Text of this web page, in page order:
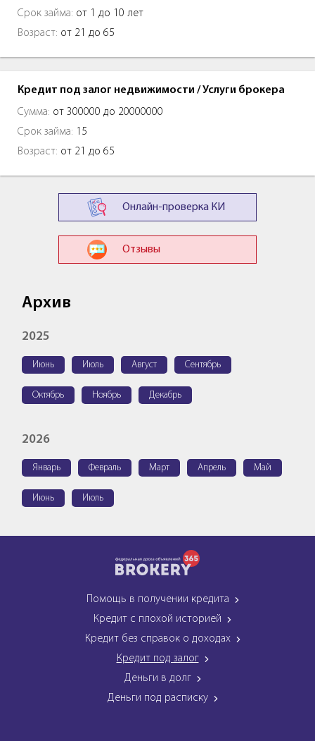
Срок займа: от 1 до 10 лет
Возраст: от 21 до 65
Кредит под залог недвижимости / Услуги брокера
Сумма: от 300000 до 20000000
Срок займа: 15
Возраст: от 21 до 65
Онлайн-проверка КИ
Отзывы
Архив
2025
Июнь Июль Август Сентябрь
Октябрь Ноябрь Декабрь
2026
Январь Февраль Март Апрель Май
Июнь Июль
Помощь в получении кредита
Кредит с плохой историей
Кредит без справок о доходах
Кредит под залог
Деньги в долг
Деньги под расписку